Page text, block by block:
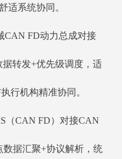
适系统协同。
CAN FD动力总成对接
转发+优先级调度，适
行机构精准协同。
（CAN FD）对接CAN
数据汇聚+协议解析，统